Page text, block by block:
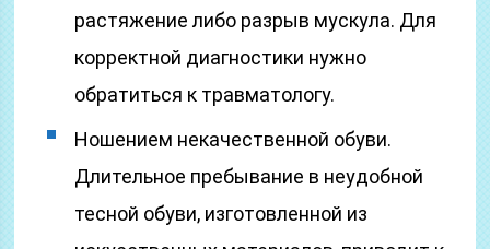
растяжение либо разрыв мускула. Для
корректной диагностики нужно
обратиться к травматологу.
Ношением некачественной обуви.
Длительное пребывание в неудобной
тесной обуви, изготовленной из